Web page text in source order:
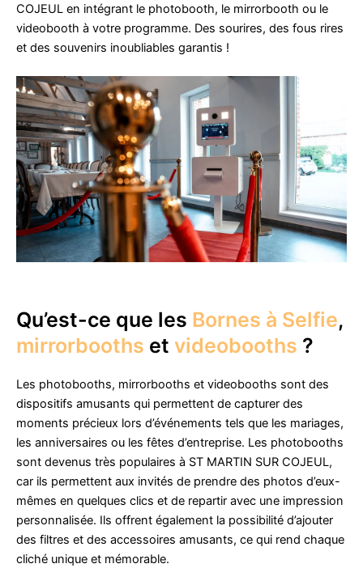
COJEUL en intégrant le photobooth, le mirrorbooth ou le
videobooth à votre programme. Des sourires, des fous rires
et des souvenirs inoubliables garantis !
Qu’est-ce que les Bornes à Selfie,
mirrorbooths et videobooths ?
Les photobooths, mirrorbooths et videobooths sont des
dispositifs amusants qui permettent de capturer des
moments précieux lors d’événements tels que les mariages,
les anniversaires ou les fêtes d’entreprise. Les photobooths
sont devenus très populaires à ST MARTIN SUR COJEUL,
car ils permettent aux invités de prendre des photos d’eux-
mêmes en quelques clics et de repartir avec une impression
personnalisée. Ils offrent également la possibilité d’ajouter
des filtres et des accessoires amusants, ce qui rend chaque
cliché unique et mémorable.